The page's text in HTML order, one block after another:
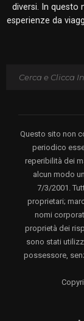
diversi. In questo
esperienze da
Questo sito non
periodico
reperibilità dei
alcun modo
7/3/2001.
proprietari;
nomi
proprietà dei
sono stati
possessore,